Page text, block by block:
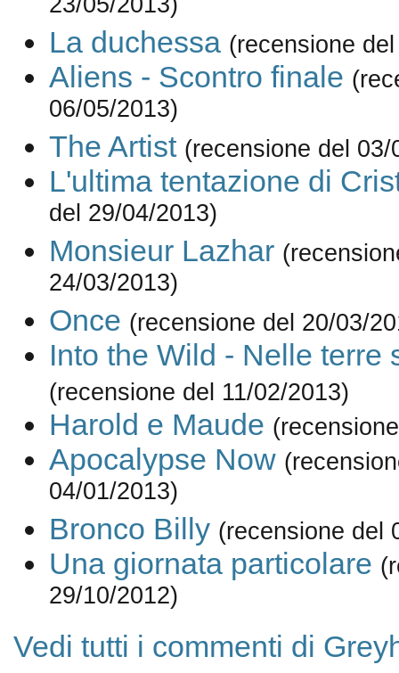
23/05/2013)
La duchessa (recensione
Aliens - Scontro finale
06/05/2013)
The Artist (recensione del 03/
L'ultima tentazione di
del 29/04/2013)
Monsieur Lazhar
24/03/2013)
Once (recensione del 20/03/
Into the Wild - Nelle terre
(recensione del 11/02/2013)
Harold e Maude
Apocalypse Now
04/01/2013)
Bronco Billy (recensione del
Una giornata particolare
29/10/2012)
Vedi tutti i commenti di